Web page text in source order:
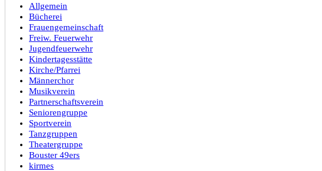
Allgemein
Bücherei
Frauengemeinschaft
Freiw. Feuerwehr
Jugendfeuerwehr
Kindertagesstätte
Kirche/Pfarrei
Männerchor
Musikverein
Partnerschaftsverein
Seniorengruppe
Sportverein
Tanzgruppen
Theatergruppe
Bouster 49ers
kirmes